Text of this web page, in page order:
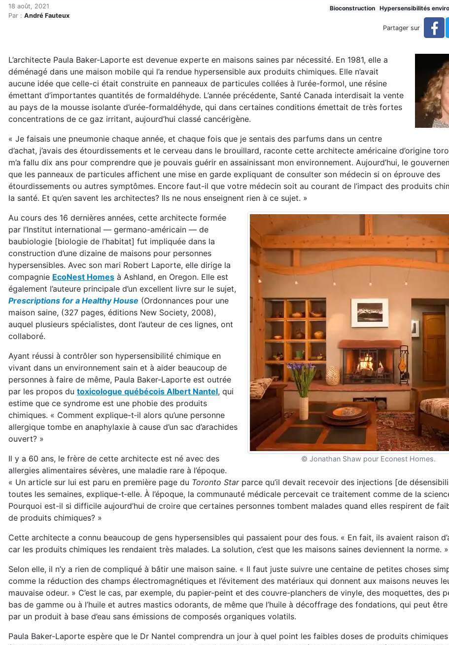
Accueil
Articles
Ordonnances pour une maison saine
18 août, 2021
Par : André Fauteux
Bioconstruction Hypersensibilités
Partager sur
L’architecte Paula Baker-Laporte est devenue experte en maisons saines par nécessité. En 1981, elle a
déménagé dans une maison mobile qui l’a rendue hypersensible aux produits chimiques. Elle n’avait
aucune idée que celle-ci était construite en panneaux de particules collées à l’urée-formol, une résine
émettant d’importantes quantités de formaldéhyde. L’année précédente, Santé Canada interdisait la vente
au pays de la mousse isolante d’urée-formaldéhyde, qui dans certaines conditions émettait de très fortes
concentrations de ce gaz irritant, aujourd’hui classé cancérigène.
« Je faisais une pneumonie chaque année, et chaque fois que je sentais des parfums dans un centre
d’achat, j’avais des étourdissements et le cerveau dans le brouillard, raconte cette architecte américaine d’origine
m’a fallu dix ans pour comprendre que je pouvais guérir en assainissant mon environnement. Aujourd’hui, le
que les panneaux de particules affichent une mise en garde expliquant de consulter son médecin si on éprouve des
étourdissements ou autres symptômes. Encore faut-il que votre médecin soit au courant de l’impact des produits
la santé. Et qu’en savent les architectes? Ils ne nous enseignent rien à ce sujet. »
© Jonathan Shaw pour Econest Homes.
Au cours des 16 dernières années, cette architecte formée
par l’Institut international — germano-américain — de
baubiologie [biologie de l’habitat] fut impliquée dans la
construction d’une dizaine de maisons pour personnes
hypersensibles. Avec son mari Robert Laporte, elle dirige la
compagnie EcoNest Homes à Ashland, en Oregon. Elle est
également l’auteure principale d’un excellent livre sur le sujet,
Prescriptions for a Healthy House (Ordonnances pour une
maison saine, (327 pages, éditions New Society, 2008),
auquel plusieurs spécialistes, dont l’auteur de ces lignes, ont
collaboré.
Ayant réussi à contrôler son hypersensibilité chimique en
vivant dans un environnement sain et à aider beaucoup de
personnes à faire de même, Paula Baker-Laporte est outrée
par les propos du toxicologue québécois Albert Nantel, qui
estime que ce syndrome est une phobie des produits
chimiques. « Comment explique-t‑il alors qu’une personne
allergique tombe en anaphylaxie à cause d’un sac d’arachides
ouvert? »
Il y a 60 ans, le frère de cette architecte est né avec des
allergies alimentaires sévères, une maladie rare à l’époque.
« Un article sur lui est paru en première page du Toronto Starparce qu’il devait recevoir des injections [de
toutes les semaines, explique-t‑elle. À l’époque, la communauté médicale percevait ce traitement comme de la
Pourquoi est-il si difficile aujourd’hui de croire que certaines personnes tombent malades quand elles respirent de
de produits chimiques? »
Cette architecte a connu beaucoup de gens hypersensibles qui passaient pour des fous. « En fait, ils avaient raison
car les produits chimiques les rendaient très malades. La solution, c’est que les maisons saines deviennent la norme. »
Selon elle, il n’y a rien de compliqué à bâtir une maison saine. « Il faut juste suivre une centaine de petites choses
comme la réduction des champs électromagnétiques et l’évitement des matériaux qui donnent aux maisons neuves
mauvaise odeur. » C’est le cas, par exemple, du papier-peint et des couvre-planchers de vinyle, des moquettes, des
bas de gamme ou à l’huile et autres mastics odorants, de même que l’huile à décoffrage des fondations, qui peut
par un produit à base d’eau sans émissions de composés organiques volatils.
Paula Baker-Laporte espère que le Dr Nantel comprendra un jour à quel point les faibles doses de produits